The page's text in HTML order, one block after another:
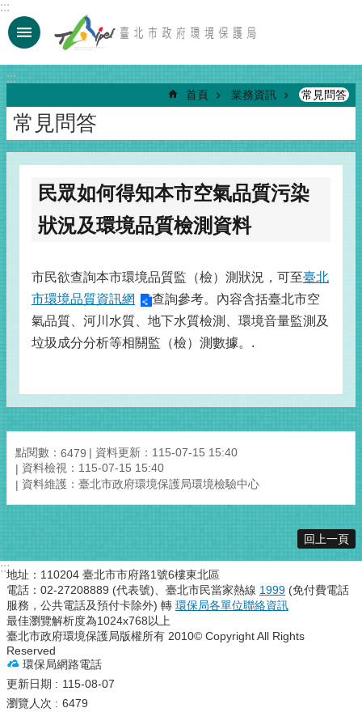
跳到主要內容區塊
:::
:::
首頁 業務資訊 常見問答
常見問答
民眾如何得知本市空氣品質污染
狀況及環境品質檢測資料
市民欲查詢本市環境品質監（檢）測狀況，可至臺北
市環境品質資訊網
查詢參考。內容含括臺北市空
氣品質、河川水質、地下水質檢測、環境音量監測及
垃圾成分分析等相關監（檢）測數據。.
點閱數： 6479
資料更新：115-07-15 15:40
資料檢視：115-07-15 15:40
資料維護：臺北市政府環境保護局環境檢驗中心
回上一頁
:::地址：110204 臺北市市府路1號6樓東北區
電話：02-27208889 (代表號)、臺北市民當家熱線 1999 (免付費電話
服務，公共電話及預付卡除外) 轉 環保局各單位聯絡資訊
最佳瀏覽解析度為1024x768以上
臺北市政府環境保護局版權所有 2010© Copyright All Rights
Reserved
環保局網路電話
更新日期
115-08-07
瀏覽人次
6479